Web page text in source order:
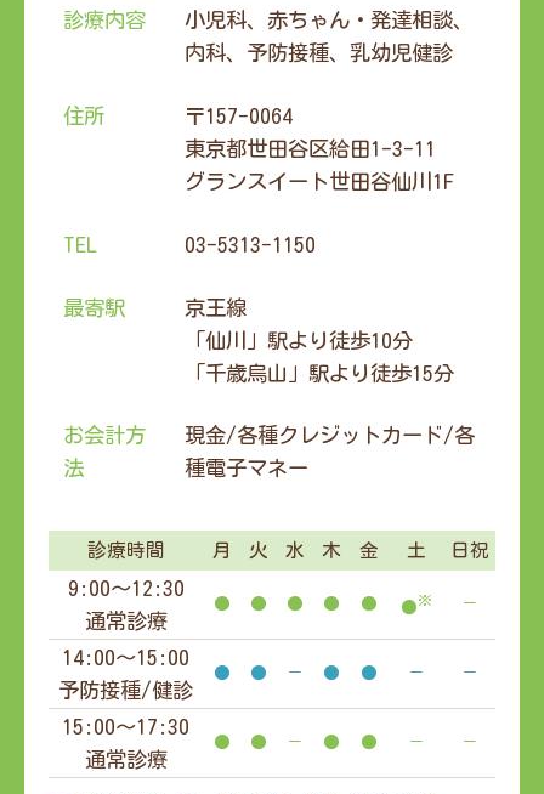
診療内容
小児科、赤ちゃん・発達相談、
内科、予防接種、乳幼児健診
住所
〒157-0064
東京都世田谷区給田1-3-11
グランスイート世田谷仙川1F
TEL 03-5313-1150
最寄駅
京王線
「仙川」駅より徒歩10分
「千歳烏山」駅より徒歩15分
お会計方
法
現金/各種クレジットカード/各
種電子マネー
診療時間 月 火 水 木 金 土 日祝
9:00～12:30
通常診療
● ● ● ● ● ●※ －
14:00～15:00
予防接種/健診
● ● － ● ● － －
15:00～17:30
通常診療
● ● － ● ● － －